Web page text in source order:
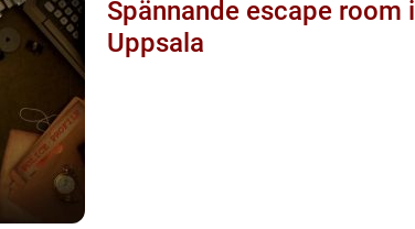
Spännande escape room i
Uppsala